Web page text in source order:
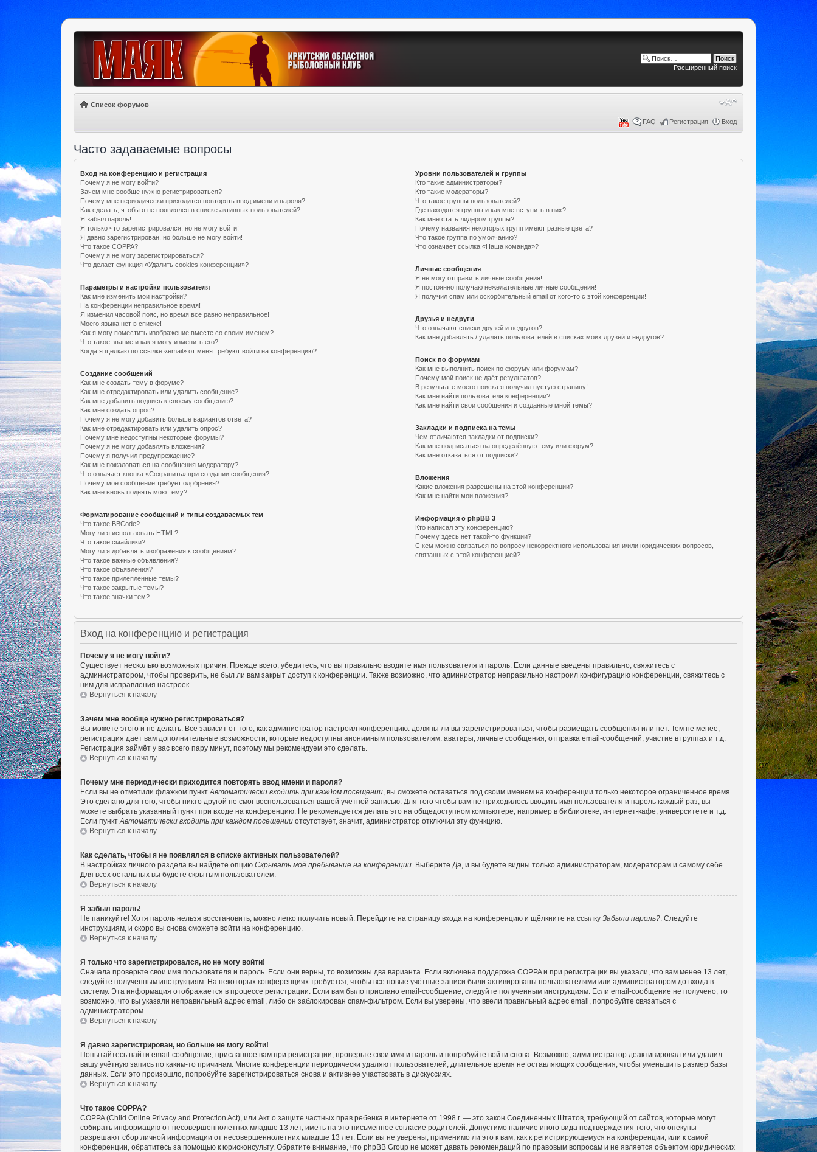
Расширенный поиск
Список форумов
FAQ Регистрация Вход
Часто задаваемые вопросы
Вход на конференцию и регистрация
Почему я не могу войти?
Зачем мне вообще нужно регистрироваться?
Почему мне периодически приходится повторять ввод имени и пароля?
Как сделать, чтобы я не появлялся в списке активных пользователей?
Я забыл пароль!
Я только что зарегистрировался, но не могу войти!
Я давно зарегистрирован, но больше не могу войти!
Что такое COPPA?
Почему я не могу зарегистрироваться?
Что делает функция «Удалить cookies конференции»?
Параметры и настройки пользователя
Как мне изменить мои настройки?
На конференции неправильное время!
Я изменил часовой пояс, но время все равно неправильное!
Моего языка нет в списке!
Как я могу поместить изображение вместе со своим именем?
Что такое звание и как я могу изменить его?
Когда я щёлкаю по ссылке «email» от меня требуют войти на конференцию?
Создание сообщений
Как мне создать тему в форуме?
Как мне отредактировать или удалить сообщение?
Как мне добавить подпись к своему сообщению?
Как мне создать опрос?
Почему я не могу добавить больше вариантов ответа?
Как мне отредактировать или удалить опрос?
Почему мне недоступны некоторые форумы?
Почему я не могу добавлять вложения?
Почему я получил предупреждение?
Как мне пожаловаться на сообщения модератору?
Что означает кнопка «Сохранить» при создании сообщения?
Почему моё сообщение требует одобрения?
Как мне вновь поднять мою тему?
Форматирование сообщений и типы создаваемых тем
Что такое BBCode?
Могу ли я использовать HTML?
Что такое смайлики?
Могу ли я добавлять изображения к сообщениям?
Что такое важные объявления?
Что такое объявления?
Что такое прилепленные темы?
Что такое закрытые темы?
Что такое значки тем?
Уровни пользователей и группы
Кто такие администраторы?
Кто такие модераторы?
Что такое группы пользователей?
Где находятся группы и как мне вступить в них?
Как мне стать лидером группы?
Почему названия некоторых групп имеют разные цвета?
Что такое группа по умолчанию?
Что означает ссылка «Наша команда»?
Личные сообщения
Я не могу отправить личные сообщения!
Я постоянно получаю нежелательные личные сообщения!
Я получил спам или оскорбительный email от кого-то с этой конференции!
Друзья и недруги
Что означают списки друзей и недругов?
Как мне добавлять / удалять пользователей в списках моих друзей и недругов?
Поиск по форумам
Как мне выполнить поиск по форуму или форумам?
Почему мой поиск не даёт результатов?
В результате моего поиска я получил пустую страницу!
Как мне найти пользователя конференции?
Как мне найти свои сообщения и созданные мной темы?
Закладки и подписка на темы
Чем отличаются закладки от подписки?
Как мне подписаться на определённую тему или форум?
Как мне отказаться от подписки?
Вложения
Какие вложения разрешены на этой конференции?
Как мне найти мои вложения?
Информация о phpBB 3
Кто написал эту конференцию?
Почему здесь нет такой-то функции?
С кем можно связаться по вопросу некорректного использования и/или юридических вопросов,
связанных с этой конференцией?
Вход на конференцию и регистрация
Почему я не могу войти?
Существует несколько возможных причин. Прежде всего, убедитесь, что вы правильно вводите имя пользователя и пароль. Если данные введены правильно, свяжитесь с
администратором, чтобы проверить, не был ли вам закрыт доступ к конференции. Также возможно, что администратор неправильно настроил конфигурацию конференции, свяжитесь с
ним для исправления настроек.
Вернуться к началу
Зачем мне вообще нужно регистрироваться?
Вы можете этого и не делать. Всё зависит от того, как администратор настроил конференцию: должны ли вы зарегистрироваться, чтобы размещать сообщения или нет. Тем не менее,
регистрация дает вам дополнительные возможности, которые недоступны анонимным пользователям: аватары, личные сообщения, отправка email-сообщений, участие в группах и т.д.
Регистрация займёт у вас всего пару минут, поэтому мы рекомендуем это сделать.
Вернуться к началу
Почему мне периодически приходится повторять ввод имени и пароля?
Если вы не отметили флажком пунктАвтоматически входить при каждом посещении, вы сможете оставаться под своим именем на конференции только некоторое ограниченное время.
Это сделано для того, чтобы никто другой не смог воспользоваться вашей учётной записью. Для того чтобы вам не приходилось вводить имя пользователя и пароль каждый раз, вы
можете выбрать указанный пункт при входе на конференцию. Не рекомендуется делать это на общедоступном компьютере, например в библиотеке, интернет-кафе, университете и т.д.
Если пунктАвтоматически входить при каждом посещении отсутствует, значит, администратор отключил эту функцию.
Вернуться к началу
Как сделать, чтобы я не появлялся в списке активных пользователей?
В настройках личного раздела вы найдете опцию Скрывать моё пребывание на конференции. ВыберитеДа, и вы будете видны только администраторам, модераторам и самому себе.
Для всех остальных вы будете скрытым пользователем.
Вернуться к началу
Я забыл пароль!
Не паникуйте! Хотя пароль нельзя восстановить, можно легко получить новый. Перейдите на страницу входа на конференцию и щёлкните на ссылку Забыли пароль?. Следуйте
инструкциям, и скоро вы снова сможете войти на конференцию.
Вернуться к началу
Я только что зарегистрировался, но не могу войти!
Сначала проверьте свои имя пользователя и пароль. Если они верны, то возможны два варианта. Если включена поддержка COPPA и при регистрации вы указали, что вам менее 13 лет,
следуйте полученным инструкциям. На некоторых конференциях требуется, чтобы все новые учётные записи были активированы пользователями или администратором до входа в
систему. Эта информация отображается в процессе регистрации. Если вам было прислано email-сообщение, следуйте полученным инструкциям. Если email-сообщение не получено, то
возможно, что вы указали неправильный адрес email, либо он заблокирован спам-фильтром. Если вы уверены, что ввели правильный адрес email, попробуйте связаться с
администратором.
Вернуться к началу
Я давно зарегистрирован, но больше не могу войти!
Попытайтесь найти email-сообщение, присланное вам при регистрации, проверьте свои имя и пароль и попробуйте войти снова. Возможно, администратор деактивировал или удалил
вашу учётную запись по каким-то причинам. Многие конференции периодически удаляют пользователей, длительное время не оставляющих сообщения, чтобы уменьшить размер базы
данных. Если это произошло, попробуйте зарегистрироваться снова и активнее участвовать в дискуссиях.
Вернуться к началу
Что такое COPPA?
COPPA (Child Online Privacy and Protection Act), или Акт о защите частных прав ребенка в интернете от 1998 г. — это закон Соединенных Штатов, требующий от сайтов, которые могут
собирать информацию от несовершеннолетних младше 13 лет, иметь на это письменное согласие родителей. Допустимо наличие иного вида подтверждения того, что опекуны
разрешают сбор личной информации от несовершеннолетних младше 13 лет. Если вы не уверены, применимо ли это к вам, как к регистрирующемуся на конференции, или к самой
конференции, обратитесь за помощью к юрисконсульту. Обратите внимание, что phpBB Group не может давать рекомендаций по правовым вопросам и не является объектом юридических